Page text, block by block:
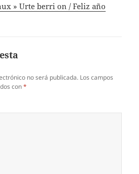
» Urte berri on / Feliz año
no será publicada. Los campos
con*